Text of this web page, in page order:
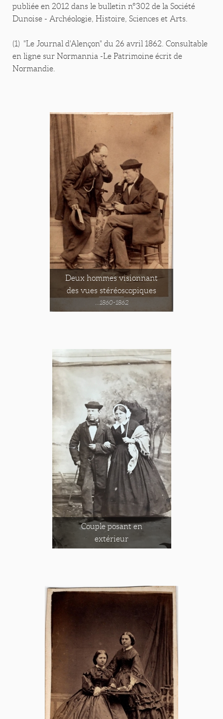
publiée en 2012 dans le bulletin n°302 de la Société
Dunoise - Archéologie, Histoire, Sciences et Arts.
(1) "Le Journal d'Alençon" du 26 avril 1862. Consultable
en ligne sur Normannia -Le Patrimoine écrit de
Normandie.
Deux hommes visionnant
des vues stéréoscopiques
...1860-1862
Couple posant en
extérieur